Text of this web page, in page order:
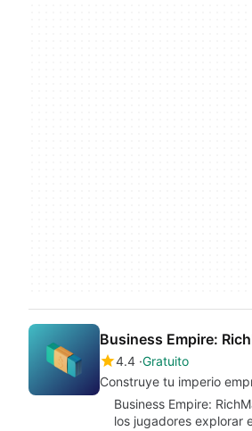
Business Empire:
4.4 Gratuito
Construye tu imperio
Business Empire:
los jugadores explorar